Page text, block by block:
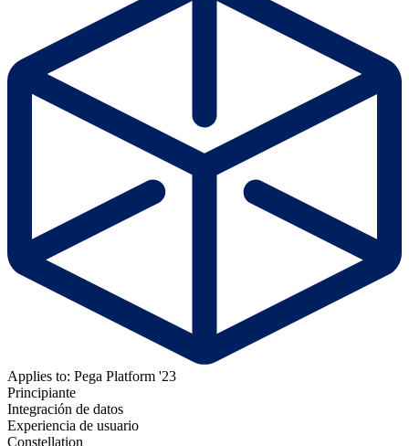
Applies to: Pega Platform '23
Principiante
Integración de datos
Experiencia de usuario
Constellation